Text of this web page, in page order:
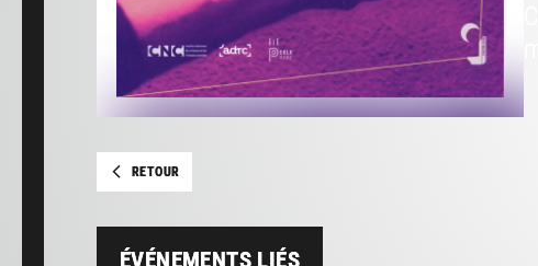
RETOUR
ÉVÉNEMENTS LIÉS